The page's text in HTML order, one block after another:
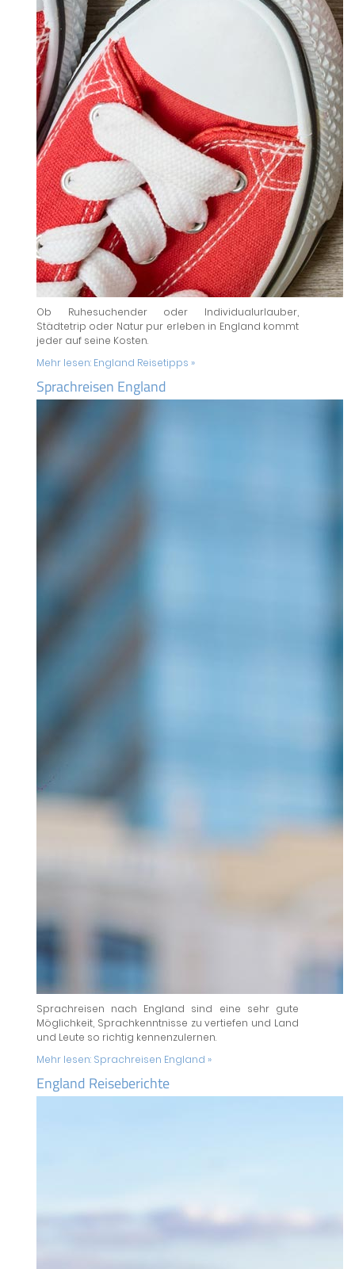
Ob Ruhesuchender oder Individualurlauber,
Städtetrip oder Natur pur erleben in England kommt
jeder auf seine Kosten.
Mehr lesen: England Reisetipps »
Sprachreisen England
Sprachreisen nach England sind eine sehr gute
Möglichkeit, Sprachkenntnisse zu vertiefen und Land
und Leute so richtig kennenzulernen.
Mehr lesen: Sprachreisen England »
England Reiseberichte